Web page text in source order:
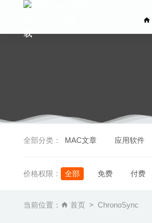
全部分类： MAC文章 应用软件
价格权限： 全部 免费 付费
当前位置： 首页 ChronoSync